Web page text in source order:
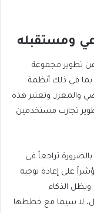
ومستقبله
تطوير مجموعة
بما في ذلك أنظمة
والمعزز. وتعتبر هذه
تجارب مستخدمين
تراجعاً في
على إعادة توجيه
ويظل الذكاء
لا سيما مع خططها